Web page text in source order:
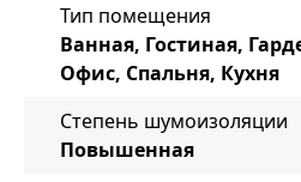
Тип помещения
Ванная, Гостиная,
Офис, Спальня, Кухня
Степень шумоизоляции
Повышенная